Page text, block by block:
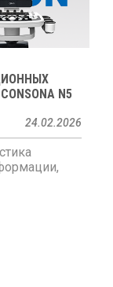
N5
24.02.2026